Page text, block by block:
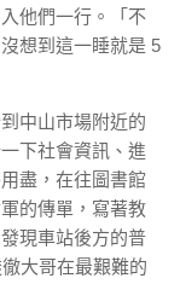
他們一行。「不
想到這一睡就是 5
中山市場附近的
下社會資訊、進
盡，在往圖書館
的傳單，寫著教
現車站後方的普
大哥在最艱難的